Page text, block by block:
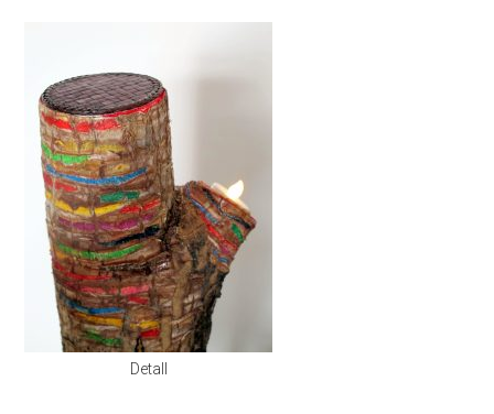
Detall